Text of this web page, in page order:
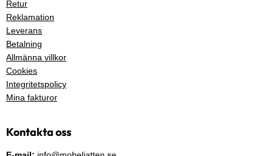
Retur
Reklamation
Leverans
Betalning
Allmänna villkor
Cookies
Integritetspolicy
Mina fakturor
Kontakta oss